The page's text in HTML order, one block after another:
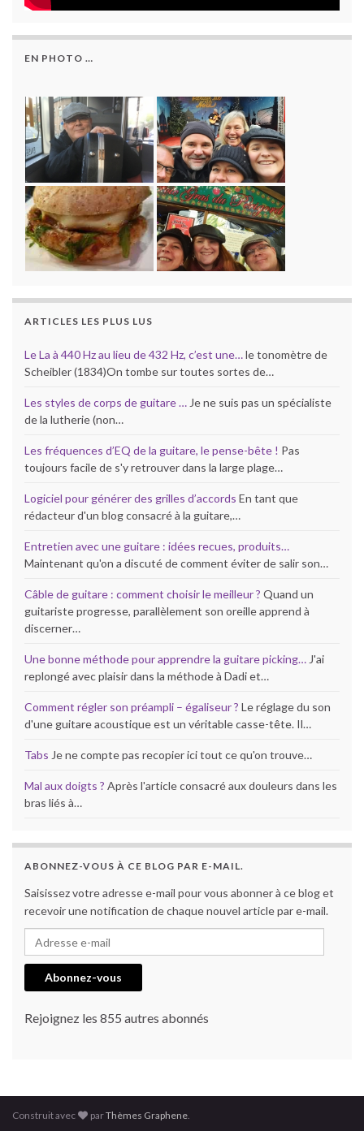
EN PHOTO …
ARTICLES LES PLUS LUS
Le La à 440 Hz au lieu de 432 Hz, c’est une…le tonomètre de
Scheibler (1834)On tombe sur toutes sortes de…
Les styles de corps de guitare … Je ne suis pas un spécialiste
de la lutherie (non…
Les fréquences d’EQ de la guitare, le pense-bête ! Pas
toujours facile de s'y retrouver dans la large plage…
Logiciel pour générer des grilles d’accords En tant que
rédacteur d'un blog consacré à la guitare,…
Entretien avec une guitare : idées recues, produits…
Maintenant qu'on a discuté de comment éviter de salir son…
Câble de guitare : comment choisir le meilleur ? Quand un
guitariste progresse, parallèlement son oreille apprend à
discerner…
Une bonne méthode pour apprendre la guitare picking… J'ai
replongé avec plaisir dans la méthode à Dadi et…
Comment régler son préampli – égaliseur ? Le réglage du son
d'une guitare acoustique est un véritable casse-tête. Il…
Tabs Je ne compte pas recopier ici tout ce qu'on trouve…
Mal aux doigts ? Après l'article consacré aux douleurs dans les
bras liés à…
ABONNEZ-VOUS À CE BLOG PAR E-MAIL.
Saisissez votre adresse e-mail pour vous abonner à ce blog et
recevoir une notification de chaque nouvel article par e-mail.
Adresse e-mail
Abonnez-vous
Rejoignez les 855 autres abonnés
Construit avec parThèmes Graphene.